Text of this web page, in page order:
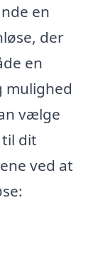
en
der
en
mulighed
vælge
dit
ved at